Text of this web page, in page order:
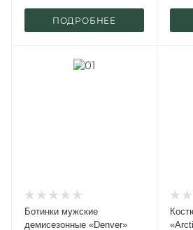
ПОДРОБНЕЕ
Ботинки мужские
демисезонные «Denver»